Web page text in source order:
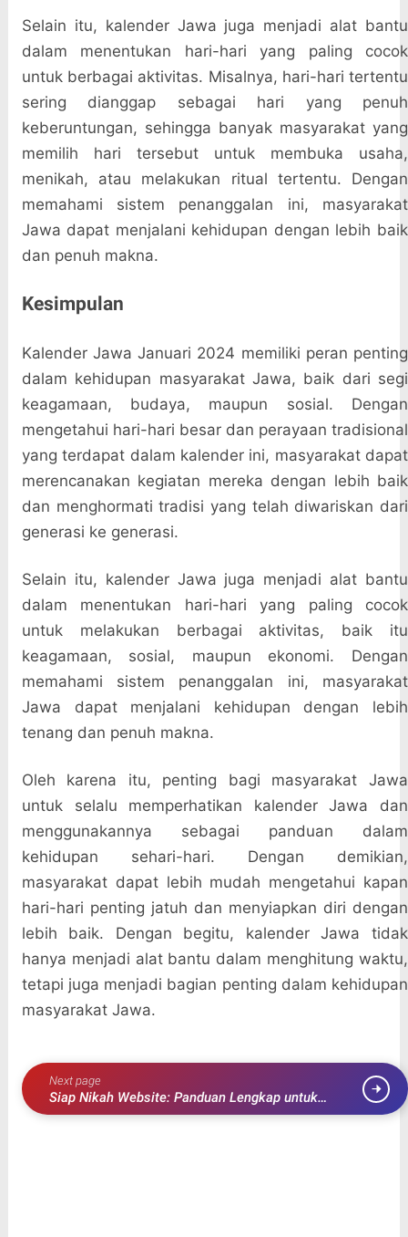
Selain itu, kalender Jawa juga menjadi alat bantu
dalam menentukan hari-hari yang paling cocok
untuk berbagai aktivitas. Misalnya, hari-hari tertentu
sering dianggap sebagai hari yang penuh
keberuntungan, sehingga banyak masyarakat yang
memilih hari tersebut untuk membuka usaha,
menikah, atau melakukan ritual tertentu. Dengan
memahami sistem penanggalan ini, masyarakat
Jawa dapat menjalani kehidupan dengan lebih baik
dan penuh makna.
Kesimpulan
Kalender Jawa Januari 2024 memiliki peran penting
dalam kehidupan masyarakat Jawa, baik dari segi
keagamaan, budaya, maupun sosial. Dengan
mengetahui hari-hari besar dan perayaan tradisional
yang terdapat dalam kalender ini, masyarakat dapat
merencanakan kegiatan mereka dengan lebih baik
dan menghormati tradisi yang telah diwariskan dari
generasi ke generasi.
Selain itu, kalender Jawa juga menjadi alat bantu
dalam menentukan hari-hari yang paling cocok
untuk melakukan berbagai aktivitas, baik itu
keagamaan, sosial, maupun ekonomi. Dengan
memahami sistem penanggalan ini, masyarakat
Jawa dapat menjalani kehidupan dengan lebih
tenang dan penuh makna.
Oleh karena itu, penting bagi masyarakat Jawa
untuk selalu memperhatikan kalender Jawa dan
menggunakannya sebagai panduan dalam
kehidupan sehari-hari. Dengan demikian,
masyarakat dapat lebih mudah mengetahui kapan
hari-hari penting jatuh dan menyiapkan diri dengan
lebih baik. Dengan begitu, kalender Jawa tidak
hanya menjadi alat bantu dalam menghitung waktu,
tetapi juga menjadi bagian penting dalam kehidupan
masyarakat Jawa.
Next page
Siap Nikah Website: Panduan Lengkap untuk
Persiapan Pernikahan yang Sukses